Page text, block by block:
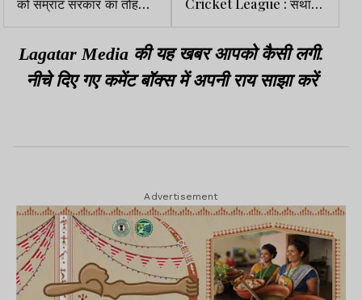
बिहार पुलिस में DSP नियुक्त
स्ट्राइकर्स की छोटानागपुर
रॉयल्स पर धमाकेदार जीत
Lagatar Media की यह खबर आपको कैसी लगी.
नीचे दिए गए कमेंट बॉक्स में अपनी राय साझा करें
Advertisement